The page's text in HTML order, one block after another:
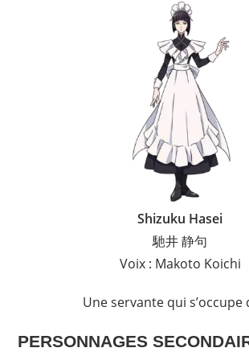
Shizuku Hasei
馳井 静句
Voix : Makoto Koichi
Une servante qui s’occupe
PERSONNAGES